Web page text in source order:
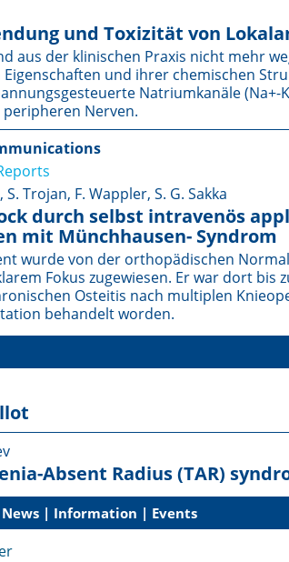
und Toxizität von
aus der klinischen Praxis nicht mehr
und ihrer chemischen
Natrium­kanäle
Nerven.
Trojan, F. Wappler, S. G. Sakka
durch selbst intravenös
mit Münchhausen- Syndrom
wurde von der orthopädischen
Fokus zugewiesen. Er war dort bis
Osteitis nach multiplen
behandelt worden.
Absent Radius (TAR)
| Information | Events